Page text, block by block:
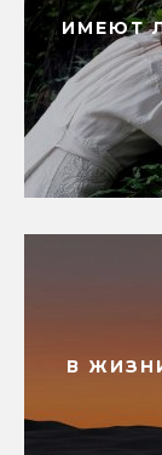
ИМЕЮТ
В